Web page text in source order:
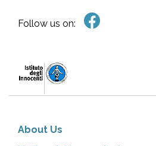
Follow us on:
About Us